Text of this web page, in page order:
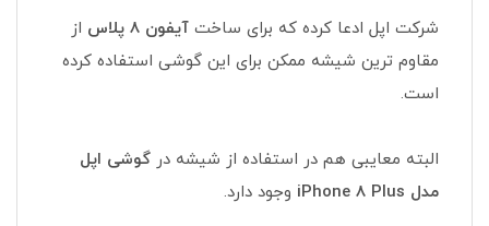
شرکت اپل ادعا کرده که برای ساخت آیفون 8 پلاس
از
مقاوم ترین شیشه ممکن برای این گوشی استفاده کرده
است.
البته معایبی هم در استفاده از شیشه در گوشی اپل
مدل iPhone 8 Plus
وجود دارد.